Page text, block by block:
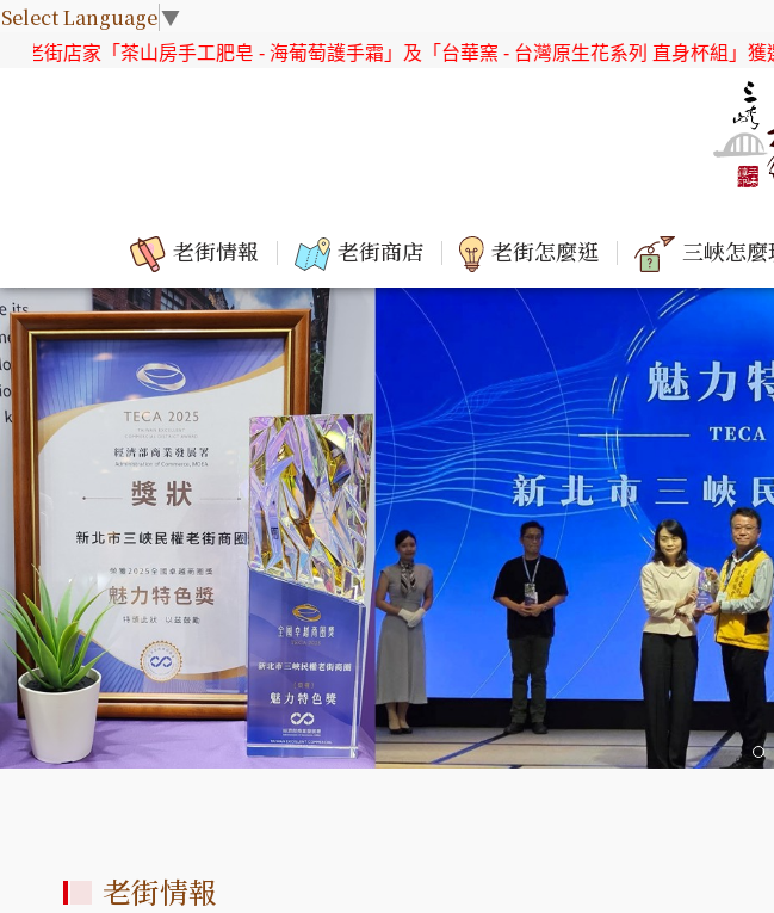
Select Language▼
皂 - 海葡萄護手霜」及「台華窯 - 台灣原生花系列 直身杯組」獲選「2026新北嚴選」特色
老街情報 老街商店 老街怎麼逛 三峽怎麼
老街情報